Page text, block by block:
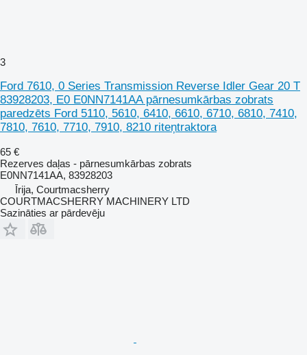
3
Ford 7610, 0 Series Transmission Reverse Idler Gear 20 T
83928203, E0 E0NN7141AA pārnesumkārbas zobrats
paredzēts Ford 5110, 5610, 6410, 6610, 6710, 6810, 7410,
7810, 7610, 7710, 7910, 8210 riteņtraktora
65 €
Rezerves daļas - pārnesumkārbas zobrats
E0NN7141AA, 83928203
Īrija, Courtmacsherry
COURTMACSHERRY MACHINERY LTD
Sazināties ar pārdevēju